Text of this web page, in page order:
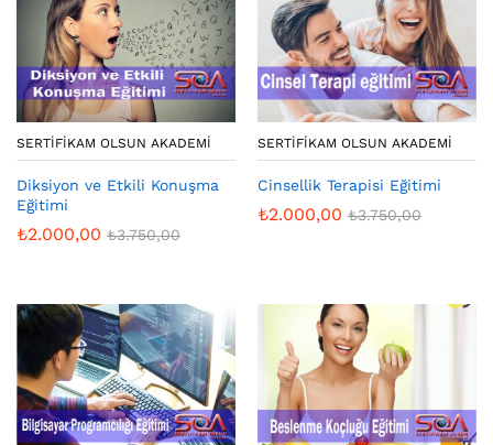
SERTIFIKAM OLSUN AKADEMI
Diksiyon ve Etkili Konuşma
Eğitimi
₺2.000,00 ₺3.750,00
SERTIFIKAM OLSUN AKADEMI
Cinsellik Terapisi Eğitimi
₺2.000,00 ₺3.750,00